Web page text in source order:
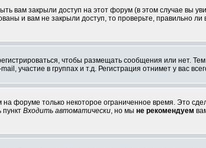
вам закрыли доступ на этот форум (в этом случае вы
и вам не закрыли доступ, то проверьте, правильно
чтобы размещать сообщения или нет.
в группах и т.д. Регистрация отнимет у вас
форуме только некоторое ограниченное время. Это
Входить автоматически, но мы не рекомендуем